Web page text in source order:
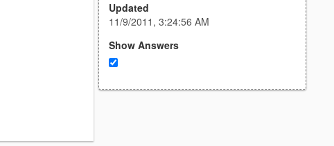
Updated
11/9/2011, 3:24:56 AM
Show Answers